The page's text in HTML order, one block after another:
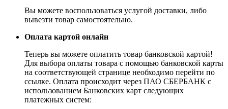
Вы можете воспользоваться услугой доставки, либо
вывезти товар самостоятельно.
Оплата картой онлайн
Теперь вы можете оплатить товар банковской картой!
Для выбора оплаты товара с помощью банковской карты
на соответствующей странице необходимо перейти по
ссылке. Оплата происходит через ПАО СБЕРБАНК с
использованием Банковских карт следующих
платежных систем: